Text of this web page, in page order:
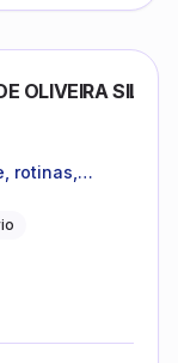
OLIVEIRA SILVA
rotinas,